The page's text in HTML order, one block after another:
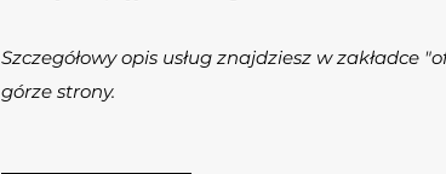
Szczegółowy opis usług znajdziesz w zakładce
górze strony.